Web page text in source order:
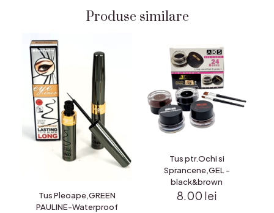
Produse similare
Tus Pleoape,GREEN
PAULINE-Waterproof
Tus ptr.Ochi si
Sprancene,GEL -
black&brown
8.00 lei